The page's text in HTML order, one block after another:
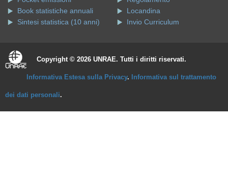
Book statistiche annuali
Sintesi statistica (10 anni)
Locandina
Invio Curriculum
Copyright © 2026 UNRAE. Tutti i diritti riservati.
Informativa Estesa sulla Privacy. Informativa sul trattamento
dei dati personali.